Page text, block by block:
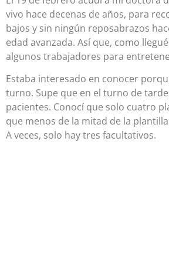
vivo hace decenas de años, para
bajos y sin ningún reposabrazos
edad avanzada. Así que, como
algunos trabajadores para
Estaba interesado en conocer
turno. Supe que en el turno de
pacientes. Conocí que solo cuatro
que menos de la mitad de la
A veces, solo hay tres facultativos.